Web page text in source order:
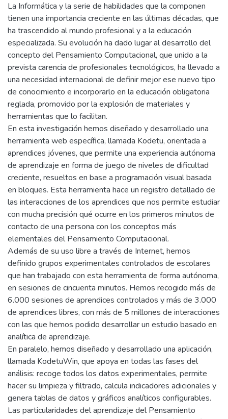
La Informática y la serie de habilidades que la componen
tienen una importancia creciente en las últimas décadas, que
ha trascendido al mundo profesional y a la educación
especializada. Su evolución ha dado lugar al desarrollo del
concepto del Pensamiento Computacional, que unido a la
prevista carencia de profesionales tecnológicos, ha llevado a
una necesidad internacional de definir mejor ese nuevo tipo
de conocimiento e incorporarlo en la educación obligatoria
reglada, promovido por la explosión de materiales y
herramientas que lo facilitan.
En esta investigación hemos diseñado y desarrollado una
herramienta web específica, llamada Kodetu, orientada a
aprendices jóvenes, que permite una experiencia autónoma
de aprendizaje en forma de juego de niveles de dificultad
creciente, resueltos en base a programación visual basada
en bloques. Esta herramienta hace un registro detallado de
las interacciones de los aprendices que nos permite estudiar
con mucha precisión qué ocurre en los primeros minutos de
contacto de una persona con los conceptos más
elementales del Pensamiento Computacional.
Además de su uso libre a través de Internet, hemos
definido grupos experimentales controlados de escolares
que han trabajado con esta herramienta de forma autónoma,
en sesiones de cincuenta minutos. Hemos recogido más de
6.000 sesiones de aprendices controlados y más de 3.000
de aprendices libres, con más de 5 millones de interacciones
con las que hemos podido desarrollar un estudio basado en
analítica de aprendizaje.
En paralelo, hemos diseñado y desarrollado una aplicación,
llamada KodetuWin, que apoya en todas las fases del
análisis: recoge todos los datos experimentales, permite
hacer su limpieza y filtrado, calcula indicadores adicionales y
genera tablas de datos y gráficos analíticos configurables.
Las particularidades del aprendizaje del Pensamiento